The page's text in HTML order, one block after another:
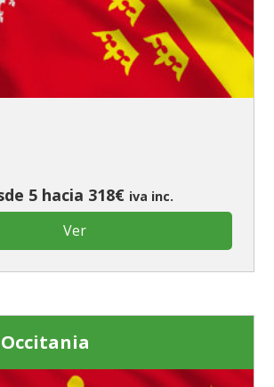
5 hacia 318€ iva inc.
Ver